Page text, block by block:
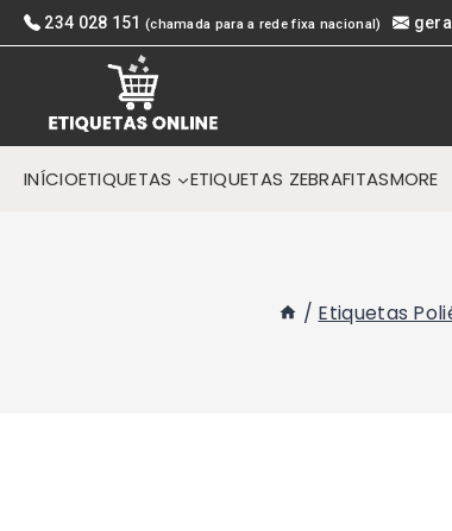
Skip
to
234 028 151 (chamada para a rede fixa nacional)
INÍCIOETIQUETAS ETIQUETAS ZEBRAFITASMORE
/ Etiquetas